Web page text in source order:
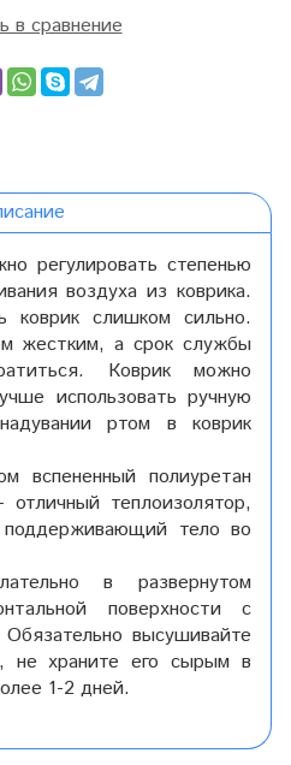
в сравнение
регулировать степенью
воздуха из коврика.
коврик слишком сильно.
жестким, а срок службы
Коврик можно
использовать ручную
ртом в коврик
вспененный полиуретан
теплоизолятор,
тело во
в развернутом
поверхности с
высушивайте
не храните его сырым в
1-2 дней.